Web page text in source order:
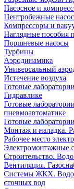
Насосное и
Центробежные
Компрессоры и
Наглядные пособия
Поршневые насосы
Турбины
Аэродинамика
Универсальный
Истечение воздуха
Готовые
Гидравлике
Готовые
пневмоавтоматике
Готовые
Монтаж и наладка.
Рабочее место
Электромонтажные
Строительство.
Вентиляция.
Системы ЖКХ. Водо,
сточных вод